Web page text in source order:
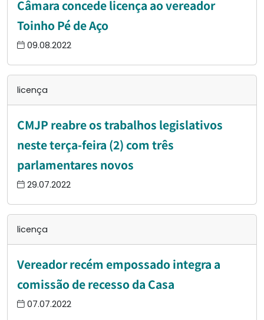
Câmara concede licença ao vereador
Toinho Pé de Aço
09.08.2022
licença
CMJP reabre os trabalhos legislativos
neste terça-feira (2) com três
parlamentares novos
29.07.2022
licença
Vereador recém empossado integra a
comissão de recesso da Casa
07.07.2022